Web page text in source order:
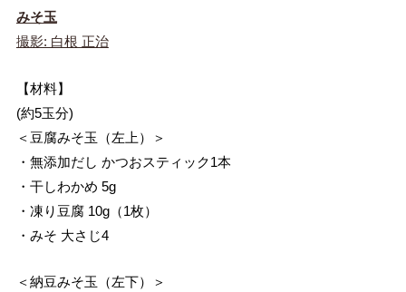
みそ玉
撮影: 白根 正治
【材料】
(約5玉分)
＜豆腐みそ玉（左上）＞
・無添加だし かつおスティック1本
・干しわかめ 5g
・凍り豆腐 10g（1枚）
・みそ 大さじ4
＜納豆みそ玉（左下）＞